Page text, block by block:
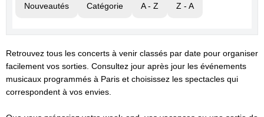
Nouveautés Catégorie A - Z Z - A
Retrouvez tous les concerts à venir classés par date pour organiser
facilement vos sorties. Consultez jour après jour les événements
musicaux programmés à Paris et choisissez les spectacles qui
correspondent à vos envies.